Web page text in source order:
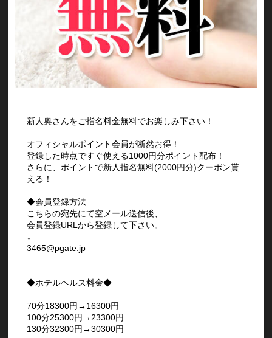
新人奥さんをご指名料金無料でお楽しみ下さい！
オフィシャルポイント会員が断然お得！
登録した時点ですぐ使える1000円分ポイント配布！
さらに、ポイントで新人指名無料(2000円分)クーポン貰
える！
◆会員登録方法
こちらの宛先にて空メール送信後、
会員登録URLから登録して下さい。
↓
3465@pgate.jp
◆ホテルヘルス料金◆
70分18300円→16300円
100分25300円→23300円
130分32300円→30300円